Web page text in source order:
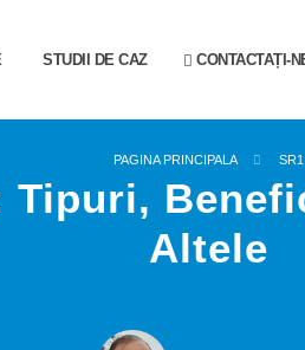
STUDII DE CAZ CONTACTAȚI-
PAGINA PRINCIPALA SR1
Tipuri,
Altele